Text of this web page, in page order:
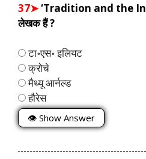
37➤‘Tradition and the
लेखक हैं ?
टा॰एस॰ इलियट
क्रोचे
मैथ्यू आर्नल्ड
हौरेस
👁 Show Answer